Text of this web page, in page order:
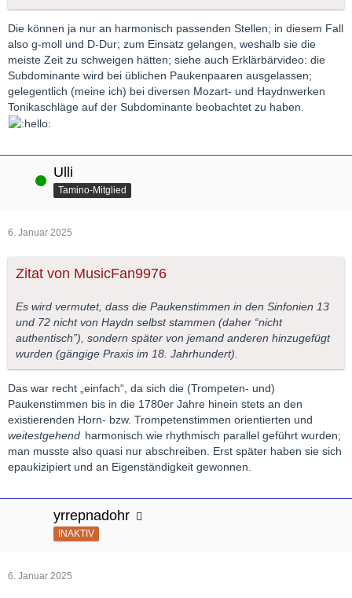
Die können ja nur an harmonisch passenden Stellen; in diesem Fall
also g-moll und D-Dur; zum Einsatz gelangen, weshalb sie die
meiste Zeit zu schweigen hätten; siehe auch Erklärbärvideo: die
Subdominante wird bei üblichen Paukenpaaren ausgelassen;
gelegentlich (meine ich) bei diversen Mozart- und Haydnwerken
Tonikaschläge auf der Subdominante beobachtet zu haben.
Online Ulli
Tamino-Mitglied
6. Januar 2025
Zitat von MusicFan9976
Es wird vermutet, dass die Paukenstimmen in den Sinfonien 13
und 72 nicht von Haydn selbst stammen (daher “nicht
authentisch”), sondern später von jemand anderen hinzugefügt
wurden (gängige Praxis im 18. Jahrhundert).
Das war recht „einfach“, da sich die (Trompeten- und)
Paukenstimmen bis in die 1780er Jahre hinein stets an den
existierenden Horn- bzw. Trompetenstimmen orientierten und
weitestgehend harmonisch wie rhythmisch parallel geführt wurden;
man musste also quasi nur abschreiben. Erst später haben sie sich
epaukizipiert und an Eigenständigkeit gewonnen.
yrrepnadohr
INAKTIV
6. Januar 2025